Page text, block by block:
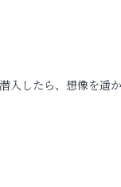
入したら、想像を遥